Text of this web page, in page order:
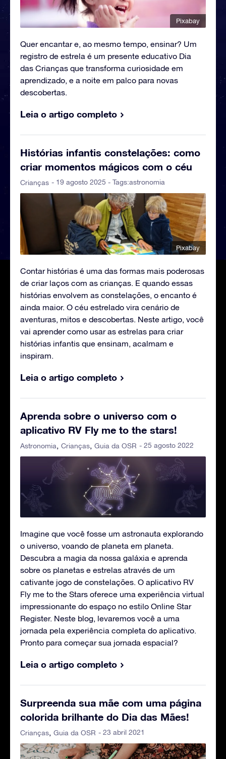
Pixabay
Quer encantar e, ao mesmo tempo, ensinar? Um
registro de estrela é um presente educativo Dia
das Crianças que transforma curiosidade em
aprendizado, e a noite em palco para novas
descobertas.
Leia o artigo completo
Histórias infantis constelações: como
criar momentos mágicos com o céu
Crianças - 19 agosto 2025 - Tags:astronomia
Pixabay
Contar histórias é uma das formas mais poderosas
de criar laços com as crianças. E quando essas
histórias envolvem as constelações, o encanto é
ainda maior. O céu estrelado vira cenário de
aventuras, mitos e descobertas. Neste artigo, você
vai aprender como usar as estrelas para criar
histórias infantis que ensinam, acalmam e
inspiram.
Leia o artigo completo
Aprenda sobre o universo com o
aplicativo RV Fly me to the stars!
Astronomia Crianças Guia da OSR - 25 agosto 2022
Imagine que você fosse um astronauta explorando
o universo, voando de planeta em planeta.
Descubra a magia da nossa galáxia e aprenda
sobre os planetas e estrelas através de um
cativante jogo de constelações. O aplicativo RV
Fly me to the Stars oferece uma experiência virtual
impressionante do espaço no estilo Online Star
Register. Neste blog, levaremos você a uma
jornada pela experiência completa do aplicativo.
Pronto para começar sua jornada espacial?
Leia o artigo completo
Surpreenda sua mãe com uma página
colorida brilhante do Dia das Mães!
Crianças Guia da OSR - 23 abril 2021